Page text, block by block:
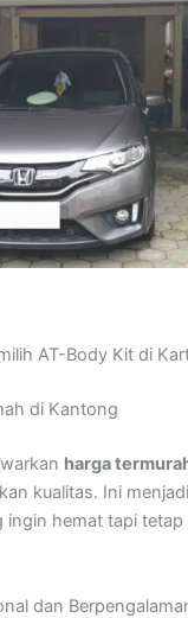
AT-Body Kit di
di Kantong
harga
kualitas. Ini
ingin hemat tapi
dan